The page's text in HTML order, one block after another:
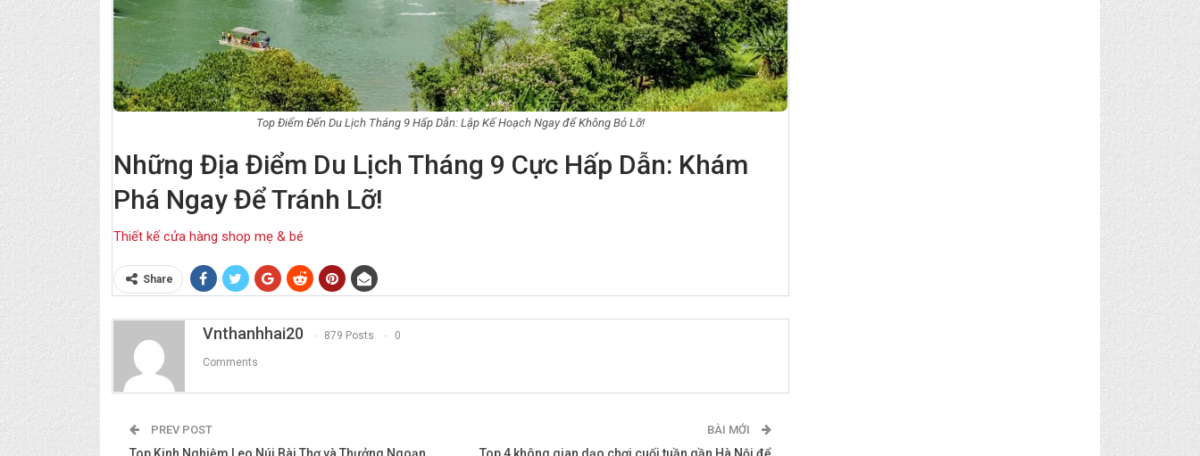
Top Điểm Đến Du Lịch Tháng 9 Hấp Dẫn: Lập Kế Hoạch Ngay để Không Bỏ Lỡ!
Những Địa Điểm Du Lịch Tháng 9 Cực Hấp Dẫn: Khám
Phá Ngay Để Tránh Lỡ!
Thiết kế cửa hàng shop mẹ & bé
Share
Vnthanhhai20 879 Posts 0
Comments
PREV POST BÀI MỚI